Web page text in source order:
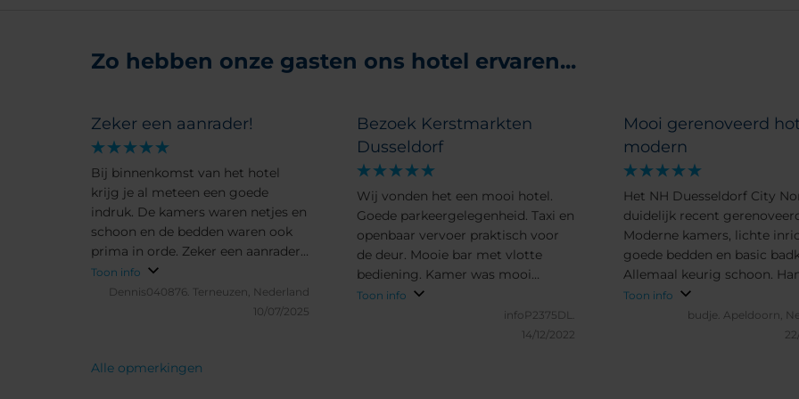
Zo hebben onze gasten ons hotel ervaren...
Zeker een aanrader!
Bij binnenkomst van het hotel
krijg je al meteen een goede
indruk. De kamers waren netjes en
schoon en de bedden waren ook
prima in orde. Zeker een aanrader
als je een goed hotel zoekt in
Düsseldorf.
Toon info
Dennis040876. Terneuzen, Nederland
10/07/2025
Bezoek Kerstmarkten
Dusseldorf
Wij vonden het een mooi hotel.
Goede parkeergelegenheid. Taxi en
openbaar vervoer praktisch voor
de deur. Mooie bar met vlotte
bediening. Kamer was mooi
schoon en de bedden waren goed.
Eeen aanrader voor een lang
Toon info
infoP2375DL.
14/12/2022
Mooi gerenoveerd
modern
Het NH Duesseldorf City
duidelijk recent
Moderne kamers, lichte
goede bedden en basic
Allemaal keurig schoon.
parkeergarage zodat je auto
staat (betaald).
Toon info
budje. Apeldoorn,
Alle opmerkingen